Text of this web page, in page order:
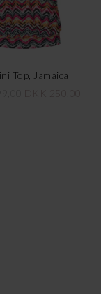
Top, Jamaica